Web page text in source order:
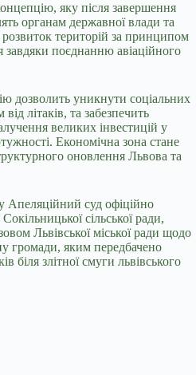
яку після завершення
органам державної влади та
розвиток територій за принципом
завдяки поєднанню авіаційного
дозволить уникнути соціальних
літаків, та забезпечить
великих інвестицій у
Економічна зона стане
оновлення Львова та
Апеляційний суд офіційно
сільської ради,
Львівської міської ради щодо
громади, яким передбачено
біля злітної смуги львівського